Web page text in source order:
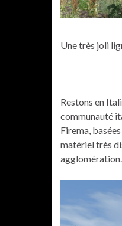
Une très joli
Restons en
communauté
Firema,
matériel très
agglomération.